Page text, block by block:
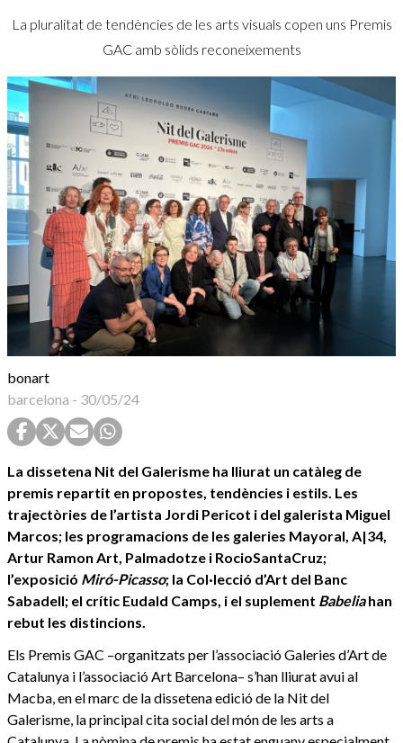
La pluralitat de tendències de les arts visuals copen uns Premis
GAC amb sòlids reconeixements
bonart
barcelona - 30/05/24
La dissetena Nit del Galerisme ha lliurat un catàleg de
premis repartit en propostes, tendències i estils. Les
trajectòries de l’artista Jordi Pericot i del galerista Miguel
Marcos; les programacions de les galeries Mayoral, A|34,
Artur Ramon Art, Palmadotze i RocioSantaCruz;
l’exposició Miró-Picasso; la Col·lecció d’Art del Banc
Sabadell; el crític Eudald Camps, i el suplement Babeliahan
rebut les distincions.
Els Premis GAC –organitzats per l’associació Galeries d’Art de
Catalunya i l’associació Art Barcelona– s’han lliurat avui al
Macba, en el marc de la dissetena edició de la Nit del
Galerisme, la principal cita social del món de les arts a